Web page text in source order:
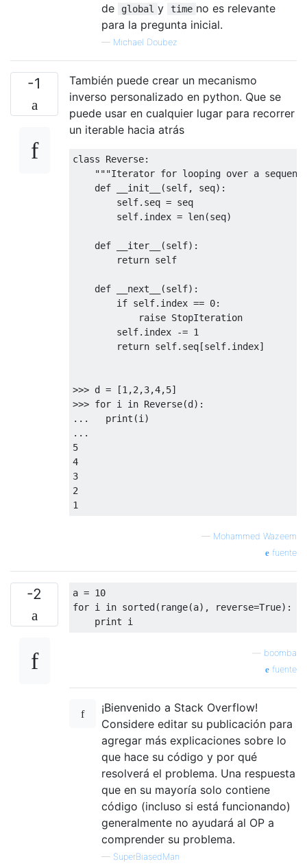
de
global y time no es relevante
para la pregunta inicial.
— Michael Doubez
-1
También puede crear un mecanismo
inverso personalizado en python. Que se
puede usar en cualquier lugar para recorrer
un iterable hacia atrás
class Reverse:
"""Iterator for looping over a
def __init__ (self, seq):
        self
. seq = seq
        self
. index = len(seq)
def __iter__ (self):
return self
def __next__ (self):
if self. index == 0:
raise StopIteration
        self
. index -= 1
return self. seq[self. index]
>>> d = [1 ,2 ,3,4,5]
>>> for i in Reverse(d):
...
print (i )
...
5
4
3
2
1
— Mohammed Wazeem
fuente
-2 a = 10
for i in sorted( range(a), reverse=True):
print i
boomba
fuente
¡Bienvenido a Stack Overflow!
Considere editar su publicación para
agregar más explicaciones sobre lo
que hace su código y por qué
resolverá el problema. Una respuesta
que en su mayoría solo contiene
código (incluso si está funcionando)
generalmente no ayudará al OP a
comprender su problema.
— SuperBiasedMan